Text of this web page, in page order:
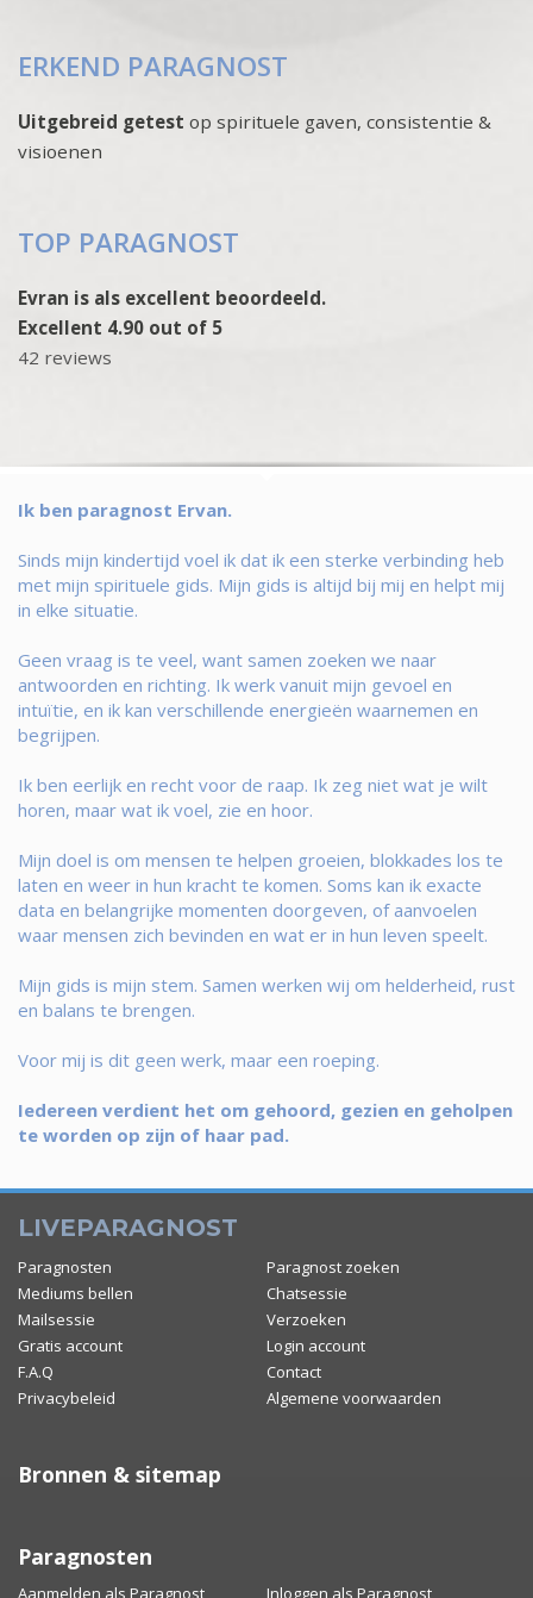
ERKEND PARAGNOST
Uitgebreid getest op spirituele gaven, consistentie &
visioenen
TOP PARAGNOST
Evran is als excellent beoordeeld.
Excellent 4.90 out of 5
42 reviews
Ik ben paragnost Ervan.
Sinds mijn kindertijd voel ik dat ik een sterke verbinding heb
met mijn spirituele gids. Mijn gids is altijd bij mij en helpt mij
in elke situatie.
Geen vraag is te veel, want samen zoeken we naar
antwoorden en richting. Ik werk vanuit mijn gevoel en
intuïtie, en ik kan verschillende energieën waarnemen en
begrijpen.
Ik ben eerlijk en recht voor de raap. Ik zeg niet wat je wilt
horen, maar wat ik voel, zie en hoor.
Mijn doel is om mensen te helpen groeien, blokkades los te
laten en weer in hun kracht te komen. Soms kan ik exacte
data en belangrijke momenten doorgeven, of aanvoelen
waar mensen zich bevinden en wat er in hun leven speelt.
Mijn gids is mijn stem. Samen werken wij om helderheid, rust
en balans te brengen.
Voor mij is dit geen werk, maar een roeping.
Iedereen verdient het om gehoord, gezien en geholpen
te worden op zijn of haar pad.
LIVEPARAGNOST
Paragnosten
Paragnost zoeken
Mediums bellen
Chatsessie
Mailsessie
Verzoeken
Gratis account
Login account
F.A.Q
Contact
Privacybeleid
Algemene voorwaarden
Bronnen & sitemap
Paragnosten
Aanmelden als Paragnost Inloggen als Paragnost